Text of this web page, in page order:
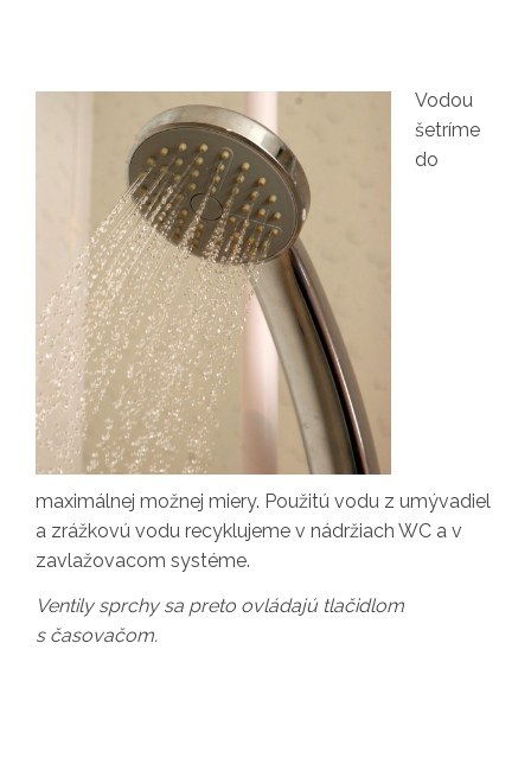
Vodou
šetríme
do
maximálnej možnej miery. Použitú vodu z umývadiel
a zrážkovú vodu recyklujeme v nádržiach WC a v
zavlažovacom systéme.
Ventily sprchy sa preto ovládajú tlačidlom
s časovačom.